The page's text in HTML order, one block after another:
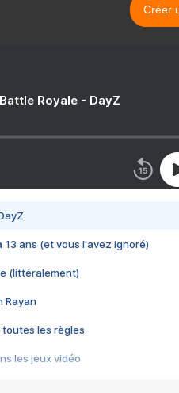
Créer
Royale - DayZ
13 ans (et vous l'avez ignoré)
(littéralement)
Rayan
toutes les règles
les jeux vidéo